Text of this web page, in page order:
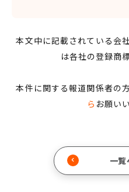
本文中に記載されている会
は各社の登録商
本件に関する報道関係者の
ら お願い
一覧